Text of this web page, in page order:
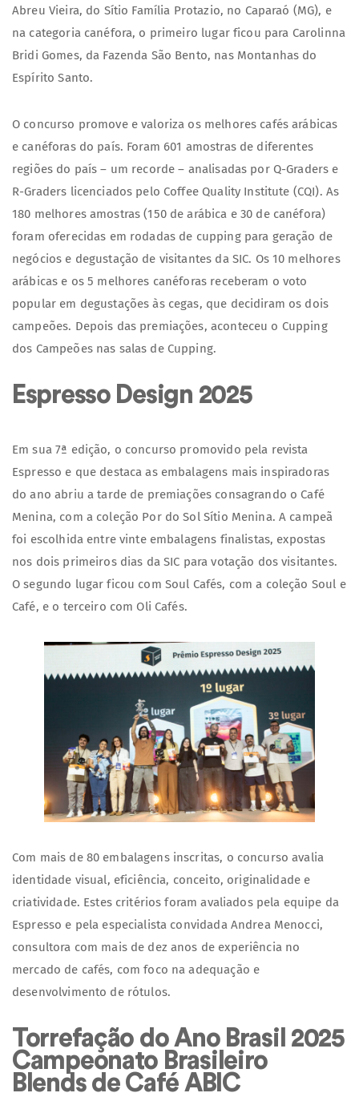
Abreu Vieira, do Sítio Família Protazio, no Caparaó (MG), e
na categoria canéfora, o primeiro lugar ficou para Carolinna
Bridi Gomes, da Fazenda São Bento, nas Montanhas do
Espírito Santo.
O concurso promove e valoriza os melhores cafés arábicas
e canéforas do país. Foram 601 amostras de diferentes
regiões do país – um recorde – analisadas por Q-Graders e
R-Graders licenciados pelo Coffee Quality Institute (CQI). As
180 melhores amostras (150 de arábica e 30 de canéfora)
foram oferecidas em rodadas de cupping para geração de
negócios e degustação de visitantes da SIC. Os 10 melhores
arábicas e os 5 melhores canéforas receberam o voto
popular em degustações às cegas, que decidiram os dois
campeões. Depois das premiações, aconteceu o Cupping
dos Campeões nas salas de Cupping.
Espresso Design 2025
Em sua 7ª edição, o concurso promovido pela revista
Espresso e que destaca as embalagens mais inspiradoras
do ano abriu a tarde de premiações consagrando o Café
Menina, com a coleção Por do Sol Sítio Menina. A campeã
foi escolhida entre vinte embalagens finalistas, expostas
nos dois primeiros dias da SIC para votação dos visitantes.
O segundo lugar ficou com Soul Cafés, com a coleção Soul e
Café, e o terceiro com Oli Cafés.
Com mais de 80 embalagens inscritas, o concurso avalia
identidade visual, eficiência, conceito, originalidade e
criatividade. Estes critérios foram avaliados pela equipe da
Espresso e pela especialista convidada Andrea Menocci,
consultora com mais de dez anos de experiência no
mercado de cafés, com foco na adequação e
desenvolvimento de rótulos.
Torrefação do Ano Brasil 2025
Campeonato Brasileiro
Blends de Café ABIC